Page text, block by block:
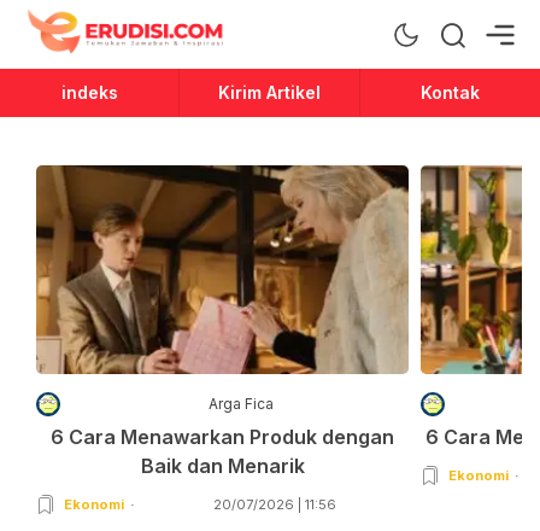
Erudisi
Temukan Jawaban dan Inspirasi
indeks Kirim Artikel Kontak
Arga Fica
6 Cara Menawarkan Produk dengan
Baik dan Menarik
Ekonomi 20/07/2026 | 11:56
6 Cara
Ekonomi